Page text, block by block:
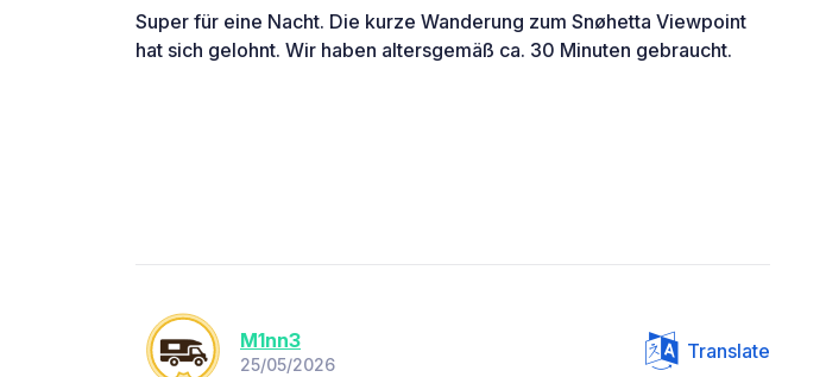
Super für eine Nacht. Die kurze Wanderung zum Snøhetta Viewpoint
hat sich gelohnt. Wir haben altersgemäß ca. 30 Minuten gebraucht.
M1nn3
25/05/2026
Translate